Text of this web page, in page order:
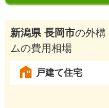
新潟県 長岡市の外構
ムの費用相場
戸建て住宅